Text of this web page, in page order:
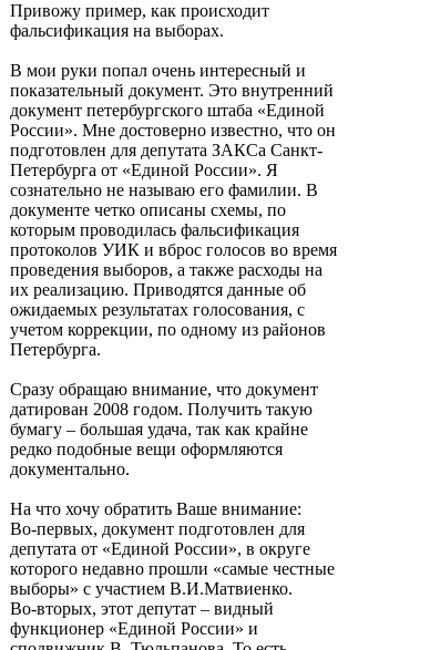
Привожу пример, как происходит
фальсификация на выборах.
В мои руки попал очень интересный и
показательный документ. Это внутренний
документ петербургского штаба «Единой
России». Мне достоверно известно, что он
подготовлен для депутата ЗАКСа Санкт-
Петербурга от «Единой России». Я
сознательно не называю его фамилии. В
документе четко описаны схемы, по
которым проводилась фальсификация
протоколов УИК и вброс голосов во время
проведения выборов, а также расходы на
их реализацию. Приводятся данные об
ожидаемых результатах голосования, с
учетом коррекции, по одному из районов
Петербурга.
Сразу обращаю внимание, что документ
датирован 2008 годом. Получить такую
бумагу – большая удача, так как крайне
редко подобные вещи оформляются
документально.
На что хочу обратить Ваше внимание:
Во-первых, документ подготовлен для
депутата от «Единой России», в округе
которого недавно прошли «самые честные
выборы» с участием В.И.Матвиенко.
Во-вторых, этот депутат – видный
функционер «Единой России» и